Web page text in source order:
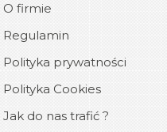
O firmie
Regulamin
Polityka prywatności
Polityka Cookies
Jak do nas trafić ?